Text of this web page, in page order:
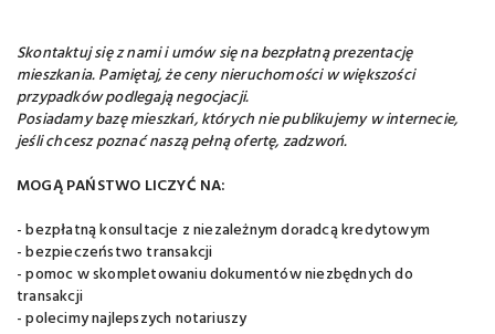
Skontaktuj się z nami i umów się na bezpłatną prezentację
mieszkania. Pamiętaj, że ceny nieruchomości w większości
przypadków podlegają negocjacji.
Posiadamy bazę mieszkań, których nie publikujemy w internecie,
jeśli chcesz poznać naszą pełną ofertę, zadzwoń.
MOGĄ PAŃSTWO LICZYĆ NA:
- bezpłatną konsultacje z niezależnym doradcą kredytowym
- bezpieczeństwo transakcji
- pomoc w skompletowaniu dokumentów niezbędnych do
transakcji
- polecimy najlepszych notariuszy